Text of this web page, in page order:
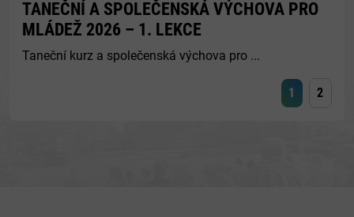
TANEČNÍ A SPOLEČENSKÁ VÝCHOVA PRO
MLÁDEŽ 2026 – 1. LEKCE
Taneční kurz a společenská výchova pro ...
1 2